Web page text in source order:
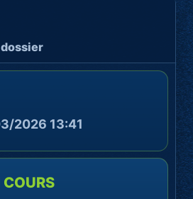
2026 13:41